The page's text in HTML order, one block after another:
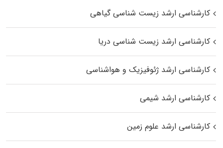
کارشناسی ارشد زیست‌ شناسی گیاهی
کارشناسی ارشد زیست‌ شناسی دریا
کارشناسی ارشد ژئوفیزیک و هواشناسی
کارشناسی ارشد شیمی
کارشناسی ارشد علوم زمین